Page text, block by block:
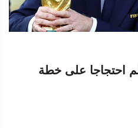
احتجاجا على خطة